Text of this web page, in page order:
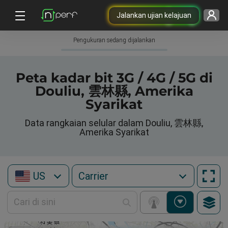
Jalankan ujian kelajuan
Pengukuran sedang dijalankan
Peta kadar bit 3G / 4G / 5G di
Douliu, 雲林縣, Amerika
Syarikat
Data rangkaian selular dalam Douliu, 雲林縣,
Amerika Syarikat
US